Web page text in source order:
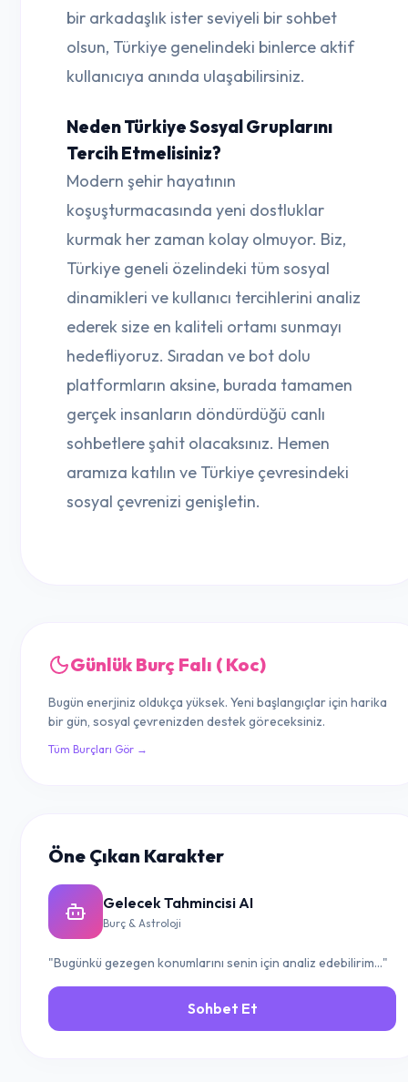
bir arkadaşlık ister seviyeli bir sohbet
olsun, Türkiye genelindeki binlerce aktif
kullanıcıya anında ulaşabilirsiniz.
Neden Türkiye Sosyal Gruplarını
Tercih Etmelisiniz?
Modern şehir hayatının
koşuşturmacasında yeni dostluklar
kurmak her zaman kolay olmuyor. Biz,
Türkiye geneli özelindeki tüm sosyal
dinamikleri ve kullanıcı tercihlerini analiz
ederek size en kaliteli ortamı sunmayı
hedefliyoruz. Sıradan ve bot dolu
platformların aksine, burada tamamen
gerçek insanların döndürdüğü canlı
sohbetlere şahit olacaksınız. Hemen
aramıza katılın ve Türkiye çevresindeki
sosyal çevrenizi genişletin.
Günlük Burç Falı ( Koc)
Bugün enerjiniz oldukça yüksek. Yeni başlangıçlar için harika
bir gün, sosyal çevrenizden destek göreceksiniz.
Tüm Burçları Gör →
Öne Çıkan Karakter
Gelecek Tahmincisi AI
Burç & Astroloji
"Bugünkü gezegen konumlarını senin için analiz edebilirim..."
Sohbet Et